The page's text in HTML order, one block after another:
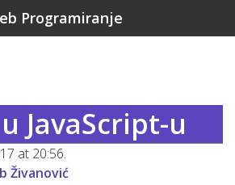
Programiranje
JavaScript-u
at 20:56.
Živanović